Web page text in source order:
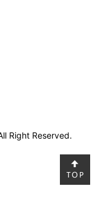
Right Reserved.